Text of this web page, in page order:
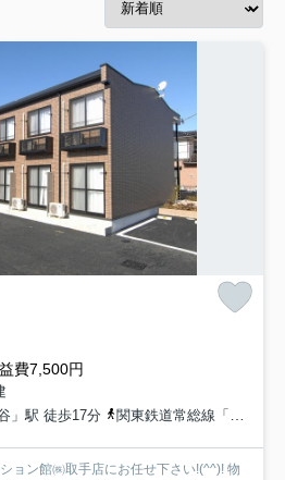
費7,500円
」駅 徒歩17分
関東鉄道常総線「守谷」駅 徒歩17分
ョン館㈱取手店にお任せ下さい!(^^)! 物